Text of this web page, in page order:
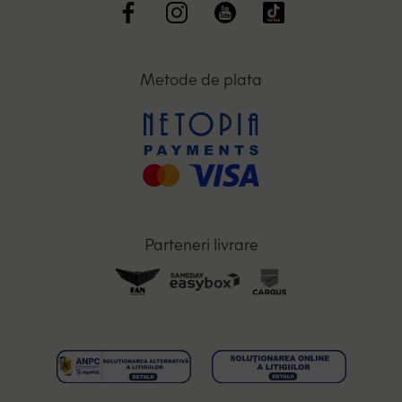
Metode de plata
Parteneri livrare